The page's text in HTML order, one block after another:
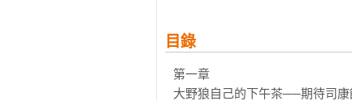
．AA媽咪／「AA Kitchen Fun 親
．小獸書屋
．尼奧媽／尼奧媽的單身派對
．林怡辰／《從讀到寫》作者
目錄
第一章
大野狼自己的下午茶──期待司